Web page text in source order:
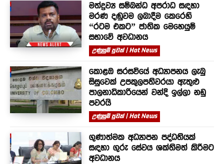
මත්ද්‍රව්‍ය සම්බන්ධ අපරාධ සඳහා
මරණ දඬුවම ලබාදීම කෙරෙහි
“රටම එකට” ජාතික මෙහෙයුම්
සභාවේ අවධානය
උණුසුම් පුවත් | Hot News
කොළඹ සරසවියේ අධ්‍යාපනය ලැබු
සිසුවෙක් උපකුලපතිවරයා ඇතුළු
පාලනාධිකාරියෙන් වන්දි ඉල්ලා නඩු
පවරයි
උණුසුම් පුවත් | Hot News
ගුණාත්මක අධ්‍යාපන පද්ධතියක්
සඳහා ගුරු සේවය ශක්තිමත් කිරීමට
අවධානය